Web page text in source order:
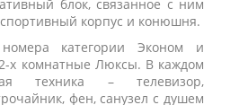
блок, связанное с ним
корпус и конюшня.
категории Эконом и
х комнатные Люксы. В каждом
техника – телевизор,
фен, санузел с душем